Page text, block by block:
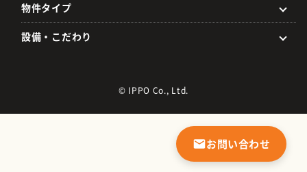
物件タイプ
設備・こだわり
© IPPO Co., Ltd.
お問い合わせ